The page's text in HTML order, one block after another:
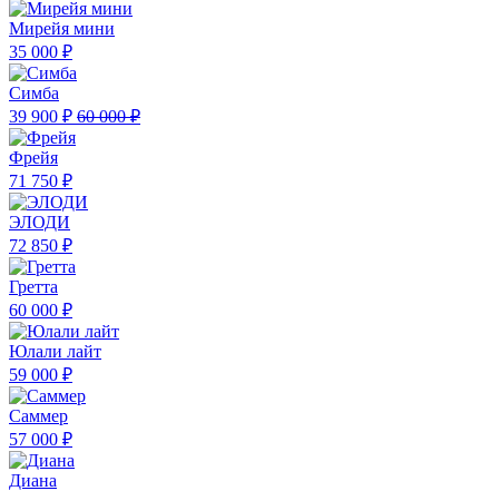
Мирейя мини
35 000 ₽
Симба
39 900 ₽ 60 000 ₽
Фрейя
71 750 ₽
ЭЛОДИ
72 850 ₽
Гретта
60 000 ₽
Юлали лайт
59 000 ₽
Саммер
57 000 ₽
Диана